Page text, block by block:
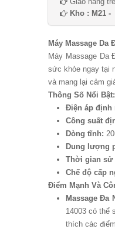
Kho : M21 -
Máy Massage Da
Máy Massage Da
sức khỏe ngay tại
và mang lại cảm
Thông Số Nổi Bật:
Điện áp định
Công suất
Dòng tĩnh:
Dung lượng
Thời gian sử
Chế độ cấp
Điểm Mạnh Và
Massage Đa
14003 có thể
thích các